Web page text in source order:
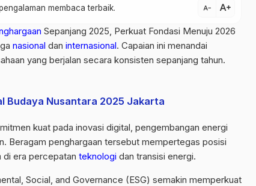
membaca terbaik. text_decrease text_increase
Sepanjang 2025, Perkuat Fondasi Menuju 2026
nasional dan internasional. Capaian ini menandai
yang berjalan secara konsisten sepanjang tahun.
Budaya Nusantara 2025 Jakarta
kuat pada inovasi digital, pengembangan energi
Beragam penghargaan tersebut mempertegas posisi
di era percepatan teknologi dan transisi energi.
Social, and Governance (ESG) semakin memperkuat